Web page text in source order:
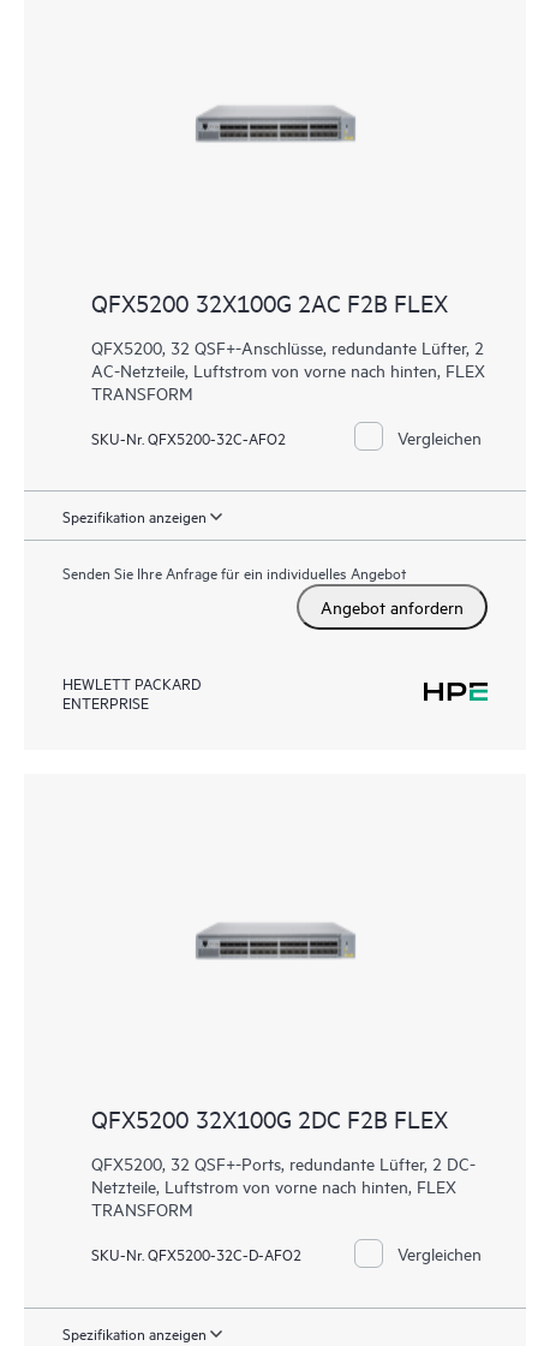
QFX5200 32X100G 2AC F2B FLEX
QFX5200, 32 QSF+-Anschlüsse, redundante Lüfter, 2
AC-Netzteile, Luftstrom von vorne nach hinten, FLEX
TRANSFORM
SKU-Nr. QFX5200-32C-AFO2 Vergleichen
Spezifikation anzeigen
Senden Sie Ihre Anfrage für ein individuelles Angebot
Angebot anfordern
HEWLETT PACKARD
ENTERPRISE
QFX5200 32X100G 2DC F2B FLEX
QFX5200, 32 QSF+-Ports, redundante Lüfter, 2 DC-
Netzteile, Luftstrom von vorne nach hinten, FLEX
TRANSFORM
SKU-Nr. QFX5200-32C-D-AFO2 Vergleichen
Spezifikation anzeigen